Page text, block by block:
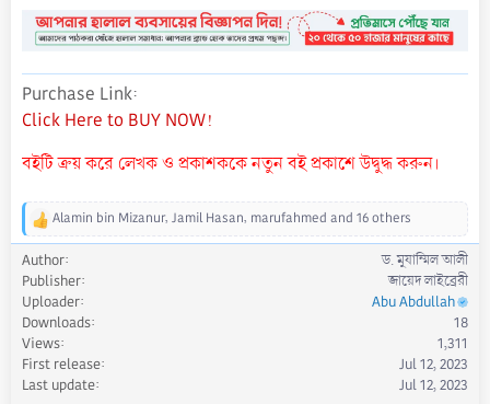
Purchase Link
Click Here to BUY NOW!
বইটি ক্রয় করে লেখক ও প্রকাশককে নতুন বই প্রকাশে উদ্বুদ্ধ করুন।
R
e
a
c
t
i
o
n
s
Alamin bin Mizanur, Jamil Hasan, marufahmed and 16 others
Author
ড. মুযাম্মিল আলী
Publisher
জায়েদ লাইব্রেরী
Uploader
Abu Abdullah
Downloads
18
Views
1,311
First release
Jul 12, 2023
Last update
Jul 12, 2023